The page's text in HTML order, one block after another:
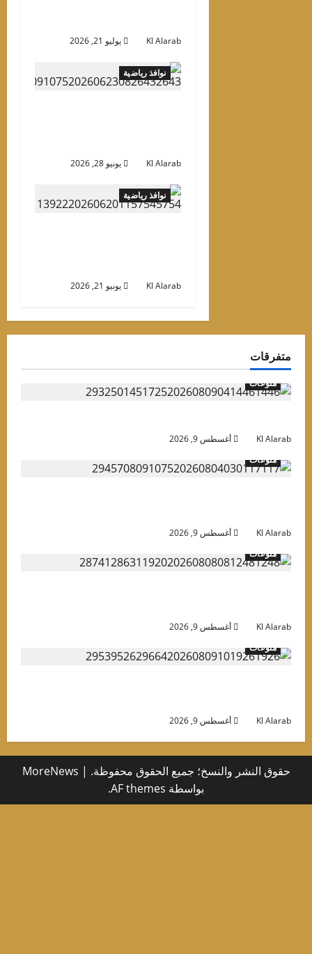
Kl Alarab يوليو 21, 2026
نوافذ رياضية
Kl Alarab يونيو 28, 2026
نوافذ رياضية
Kl Alarab يونيو 21, 2026
متفرقات
منوعات
Kl Alarab
أغسطس 9, 2026
منوعات
Kl Alarab
أغسطس 9, 2026
منوعات
Kl Alarab
أغسطس 9, 2026
منوعات
Kl Alarab أغسطس 9, 2026
حقوق النشر والنسخ؛ جميع الحقوق محفوظة.|
MoreNews
بواسطة AF themes.